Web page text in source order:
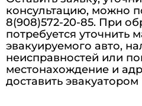
консультацию, можно
8(908)572-20-85. При
потребуется уточнить
эвакуируемого авто,
неисправностей или
местонахождение и
доставить эвакуатором